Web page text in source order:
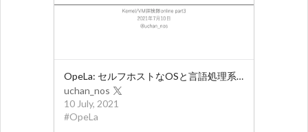
OpeLa: セルフホストなOSと言語処理系を作るプロジェクト
uchan_nos
10 July, 2021
#OpeLa